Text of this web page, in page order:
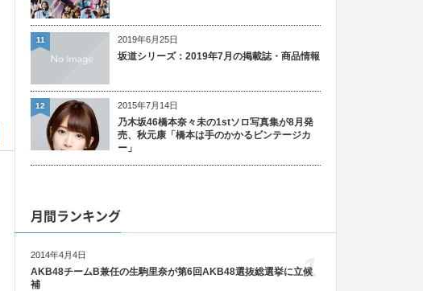
2019年6月25日
坂道シリーズ：2019年7月の掲載誌・商品情報
11
2015年7月14日
乃木坂46橋本奈々未の1stソロ写真集が8月発
売、秋元康「橋本は手のかかるビンテージカ
ー」
12
月間ランキング
2014年4月4日
AKB48チームB兼任の生駒里奈が第6回AKB48選抜総選挙に立候
補
1